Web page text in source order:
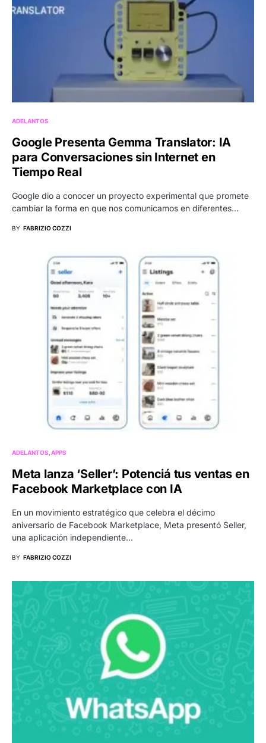
ADELANTOS
Google Presenta Gemma Translator: IA
para Conversaciones sin Internet en
Tiempo Real
Google dio a conocer un proyecto experimental que promete
cambiar la forma en que nos comunicamos en diferentes…
BY FABRIZIO COZZI
ADELANTOS APPS
Meta lanza ‘Seller’: Potenciá tus ventas en
Facebook Marketplace con IA
En un movimiento estratégico que celebra el décimo
aniversario de Facebook Marketplace, Meta presentó Seller,
una aplicación independiente…
BY FABRIZIO COZZI